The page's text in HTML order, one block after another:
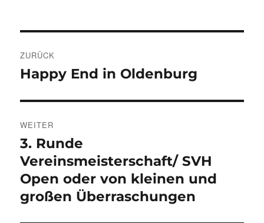
ZURÜCK
Vorheriger
Happy End in Oldenburg
WEITER
Nächster
Beitrag:
3. Runde
Vereinsmeisterschaft/ SVH
Open oder von kleinen und
großen Überraschungen